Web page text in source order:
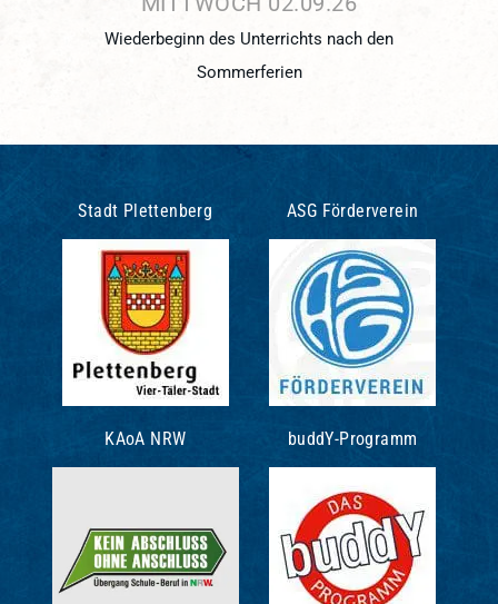
Wiederbeginn des Unterrichts nach den
Sommerferien
Stadt Plettenberg ASG Förderverein
KAoA NRW buddY-Programm